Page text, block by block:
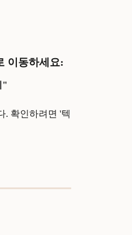
이동하세요:
"
. 확인하려면 '텍